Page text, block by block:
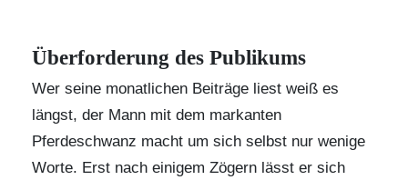
Überforderung des Publikums
Wer seine monatlichen Beiträge liest weiß es
längst, der Mann mit dem markanten
Pferdeschwanz macht um sich selbst nur wenige
Worte. Erst nach einigem Zögern lässt er sich